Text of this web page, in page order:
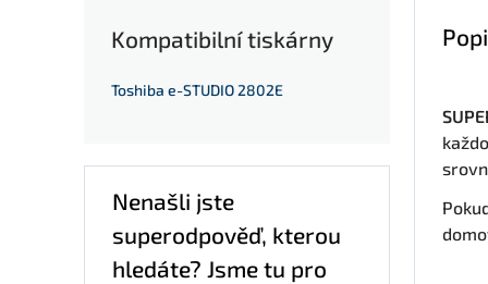
Kompatibilní tiskárny
Toshiba e-STUDIO 2802E
Nenašli jste
superodpověď, kterou
hledáte? Jsme tu pro